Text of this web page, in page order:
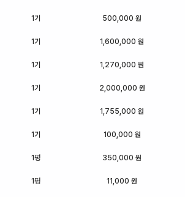
1기 500,000 원
1기 1,600,000 원
1기 1,270,000 원
1기 2,000,000 원
1기 1,755,000 원
1기 100,000 원
1평 350,000 원
1평 11,000 원